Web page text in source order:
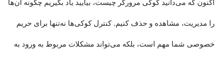
اکنون که می‌دانید کوکی مرورگر چیست، بیایید یاد بگیریم چگونه آن‌ها
را مدیریت، مشاهده و حذف کنیم. کنترل کوکی‌ها نه‌تنها برای حریم
خصوصی شما مهم است، بلکه می‌تواند مشکلات مربوط به ورود به